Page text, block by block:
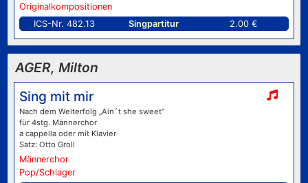
Originalkompositionen
ICS-Nr. 482.13
Singpartitur 2.00 €
AGER, Milton
Sing mit mir
Nach dem Welterfolg „Ain´t she sweet“
für 4stg. Männerchor
a cappella oder mit Klavier
Satz: Otto Groll
Männerchor
Pop/Schlager